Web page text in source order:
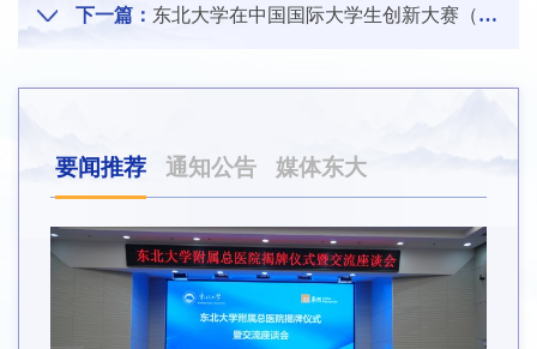
下一篇： 东北大学在中国国际大学生创新大赛（2024）中获得5项金奖
要闻推荐 通知公告 媒体东大